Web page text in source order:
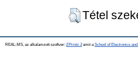
Tétel
REAL-MS, az alkalamzott szoftver: EPrints 3amit a School of Electronics